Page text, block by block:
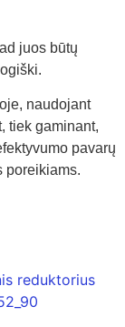
juos būtų
naudojant
tiek gaminant,
pavarų
poreikiams.